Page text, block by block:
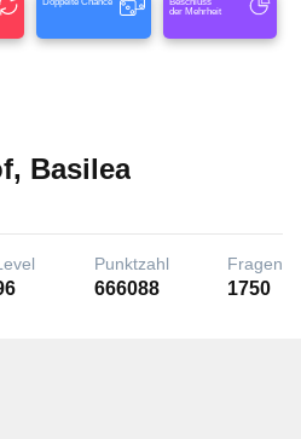
der Mehrheit
Basilea
Punktzahl
666088
Fragen
1750